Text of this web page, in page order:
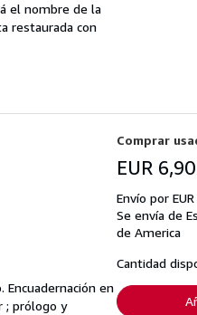
el nombre de la
restaurada con
Encuadernación en
; prólogo y
Comprar
EUR 6,90
Envío por
Se envía de
de America
Cantidad